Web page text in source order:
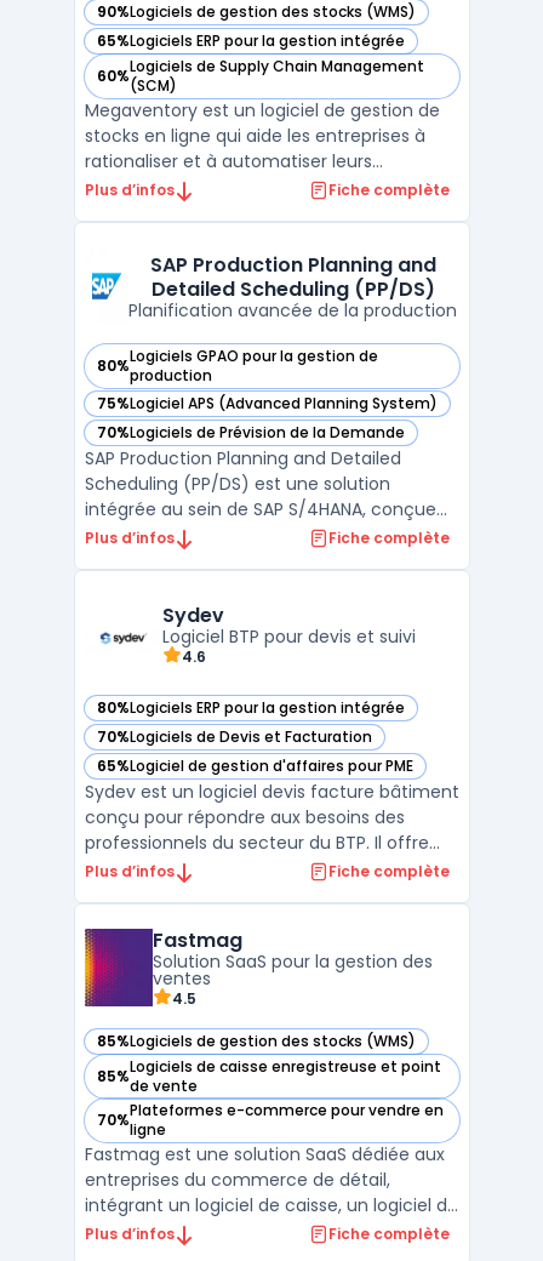
90%Logiciels de gestion des stocks (WMS)
— voir Megaventory dans cette catégorie
65%Logiciels ERP pour la gestion intégrée
— voir Megaventory dans cette catégorie
60%Logiciels de Supply Chain Management
(SCM)
— voir Megaventory dans cette catégorie
Megaventory est un logiciel de gestion de
stocks en ligne qui aide les entreprises à
rationaliser et à automatiser leurs
processus de gestion de stocks. Avec des
expéditions, Megaventory est une solution
complète ...
Plus d’infos Fiche complète
SAP Production Planning and
Detailed Scheduling (PP/DS)
Planification avancée de la production
80%Logiciels GPAO pour la gestion de
production
— voir SAP Production Planning and Detailed Scheduling
75%Logiciel APS (Advanced Planning System)
— voir SAP Production Planning and Detailed Scheduling
70%Logiciels de Prévision de la Demande
— voir SAP Production Planning and Detailed Scheduling
SAP Production Planning and Detailed
Scheduling (PP/DS) est une solution
intégrée au sein de SAP S/4HANA, conçue
pour optimiser la planification de la
gérer efficacement leurs processus de
fabrication complexes en te ...
Plus d’infos Fiche complète
Sydev
Logiciel BTP pour devis et suivi
4.6
80%Logiciels ERP pour la gestion intégrée
— voir Sydev dans cette catégorie
70%Logiciels de Devis et Facturation
— voir Sydev dans cette catégorie
65%Logiciel de gestion d'affaires pour PME
— voir Sydev dans cette catégorie
Sydev est un logiciel devis facture bâtiment
conçu pour répondre aux besoins des
professionnels du secteur du BTP. Il offre
une solution centralisée pour la gestion des
production de documents conformes aux
régleme ...
Plus d’infos Fiche complète
Fastmag
Solution SaaS pour la gestion des
ventes
4.5
85%Logiciels de gestion des stocks (WMS)
— voir Fastmag dans cette catégorie
85%Logiciels de caisse enregistreuse et point
de vente
— voir Fastmag dans cette catégorie
70%Plateformes e-commerce pour vendre en
ligne
— voir Fastmag dans cette catégorie
Fastmag est une solution SaaS dédiée aux
entreprises du commerce de détail,
intégrant un logiciel de caisse, un logiciel de
gestion de stock et un logiciel de gestion
Plus d’infos Fiche complète